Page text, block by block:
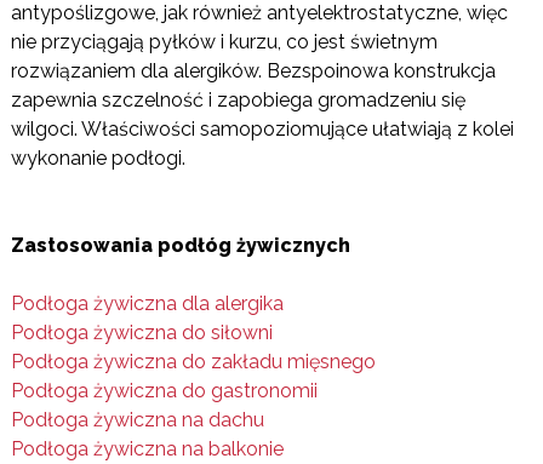
antypoślizgowe, jak również antyelektrostatyczne, więc
nie przyciągają pyłków i kurzu, co jest świetnym
rozwiązaniem dla alergików. Bezspoinowa konstrukcja
zapewnia szczelność i zapobiega gromadzeniu się
wilgoci. Właściwości samopoziomujące ułatwiają z kolei
wykonanie podłogi.
Zastosowania podłóg żywicznych
Podłoga żywiczna dla alergika
Podłoga żywiczna do siłowni
Podłoga żywiczna do zakładu mięsnego
Podłoga żywiczna do gastronomii
Podłoga żywiczna na dachu
Podłoga żywiczna na balkonie